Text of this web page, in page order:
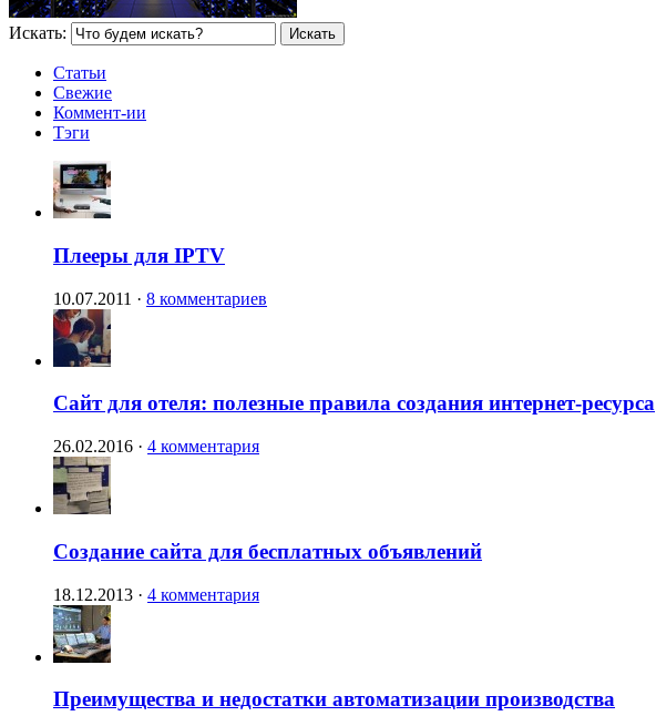
Искать:
Статьи
Свежие
Коммент-ии
Тэги
Плееры для IPTV
10.07.2011 · 8 комментариев
Сайт для отеля: полезные правила создания интернет-ресурса
26.02.2016 · 4 комментария
Создание сайта для бесплатных объявлений
18.12.2013 · 4 комментария
Преимущества и недостатки автоматизации производства